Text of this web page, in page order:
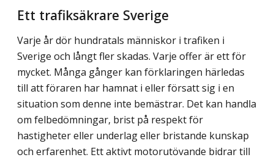
Ett trafiksäkrare Sverige
Varje år dör hundratals människor i trafiken i
Sverige och långt fler skadas. Varje offer är ett för
mycket. Många gånger kan förklaringen härledas
till att föraren har hamnat i eller försatt sig i en
situation som denne inte bemästrar. Det kan handla
om felbedöm­ningar, brist på respekt för
hastigheter eller underlag eller bristande kunskap
och erfarenhet. Ett aktivt motorutövande bidrar till